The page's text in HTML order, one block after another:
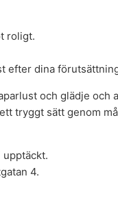
roligt.
efter dina
och glädje och
tryggt sätt genom
upptäckt.
4.